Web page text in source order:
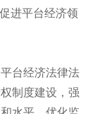
进平台经济领
台经济法律法
制度建设，强